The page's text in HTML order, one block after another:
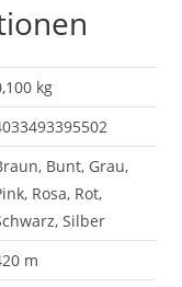
kg
Bunt, Grau,
Rosa, Rot,
Silber
m